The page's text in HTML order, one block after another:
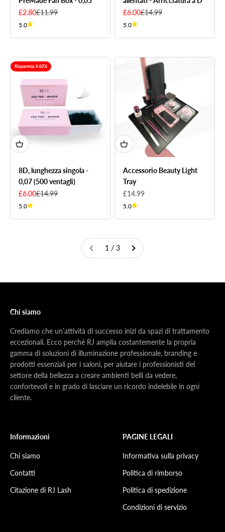
Sale price
£2.80Regular price
£11.99
5.0
Sale price
£6.00Regular price
£14.99
5.0
Risparmia il 60%
8D, lunghezza singola -
0,07 (500 ventagli)
Sale price
£6.00Regular price
£14.99
5.0
Accessorio Beauty Light
Tray
Sale price
£14.99
5.0
1 / 3
Chi siamo
Crediamo che un’attività di successo inizi da spazi di trattamento
eccezionali. Ecco perché RJ amplia costantemente la propria
gamma di soluzioni di illuminazione professionale, branding e
prodotti essenziali per i saloni, per aiutare i professionisti del
settore della bellezza a creare ambienti belli da vedere,
confortevoli e in grado di lasciare un ricordo indelebile in ogni
cliente.
Informazioni
Chi siamo
Contatti
Citazione di RJ Lash
PAGINE LEGALI
Informativa sulla privacy
Politica di rimborso
Politica di spedizione
Condizioni di servizio